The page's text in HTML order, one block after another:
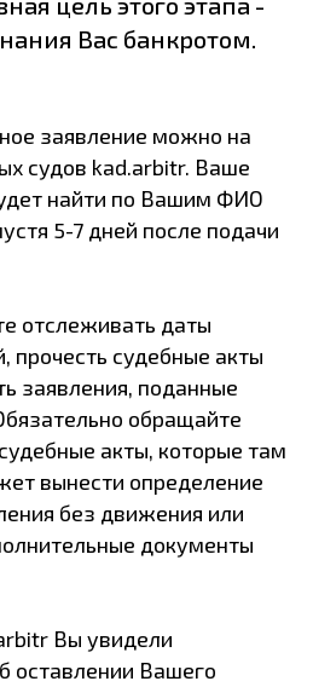
Вас банкротом.
заявление можно на
судов kad.arbitr. Ваше
найти по Вашим ФИО
5-7 дней после подачи
отслеживать даты
прочесть судебные акты
заявления, поданные
обращайте
акты, которые там
вынести определение
без движения или
документы
Вы увидели
оставлении Вашего